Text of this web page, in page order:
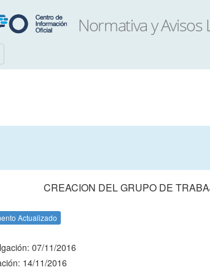
CREACION DEL GRUPO DE
Actualizado
07/11/2016
14/11/2016